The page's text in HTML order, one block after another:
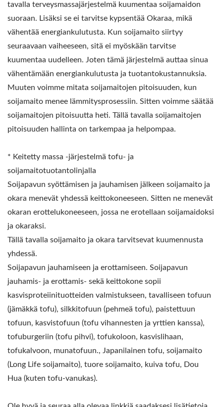
tavalla terveysmassajärjestelmä kuumentaa soijamaidon
suoraan. Lisäksi se ei tarvitse kypsentää Okaraa, mikä
vähentää energiankulutusta. Kun soijamaito siirtyy
seuraavaan vaiheeseen, sitä ei myöskään tarvitse
kuumentaa uudelleen. Joten tämä järjestelmä auttaa sinua
vähentämään energiankulutusta ja tuotantokustannuksia.
Muuten voimme mitata soijamaitojen pitoisuuden, kun
soijamaito menee lämmitysprosessiin. Sitten voimme säätää
soijamaitojen pitoisuutta heti. Tällä tavalla soijamaitojen
pitoisuuden hallinta on tarkempaa ja helpompaa.
* Keitetty massa -järjestelmä tofu- ja
soijamaitotuotantolinjalla
Soijapavun syöttämisen ja jauhamisen jälkeen soijamaito ja
okara menevät yhdessä keittokoneeseen. Sitten ne menevät
okaran erottelukoneeseen, jossa ne erotellaan soijamaidoksi
ja okaraksi.
Tällä tavalla soijamaito ja okara tarvitsevat kuumennusta
yhdessä.
Soijapavun jauhamiseen ja erottamiseen. Soijapavun
jauhamis- ja erottamis- sekä keittokone sopii
kasvisproteiinituotteiden valmistukseen, tavalliseen tofuun
(jämäkkä tofu), silkkitofuun (pehmeä tofu), paistettuun
tofuun, kasvistofuun (tofu vihannesten ja yrttien kanssa),
tofuburgeriin (tofu pihvi), tofukoloon, kasvislihaan,
tofukalvoon, munatofuun., Japanilainen tofu, soijamaito
(Long Life soijamaito), tuore soijamaito, kuiva tofu, Dou
Hua (kuten tofu-vanukas).